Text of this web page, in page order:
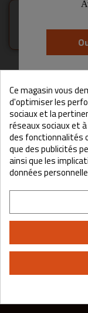
Aucun produit
Restez à l'écoute !
et à mesure qu'ils
search
Ce magasin vous
d'optimiser les
sociaux et la
réseaux sociaux et
des fonctionnalités
que des publicités
ainsi que les
données